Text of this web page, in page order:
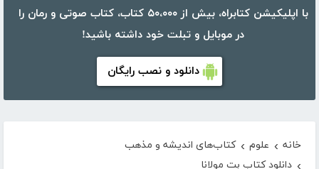
با اپلیکیشن کتابراه، بیش از ۵۰،۰۰۰ کتاب، کتاب صوتی و رمان را
در موبایل و تبلت خود داشته باشید!
دانلود و نصب رایگان
خانه › علوم › کتاب‌های اندیشه و مذهب
› دانلود کتاب بت مولانا